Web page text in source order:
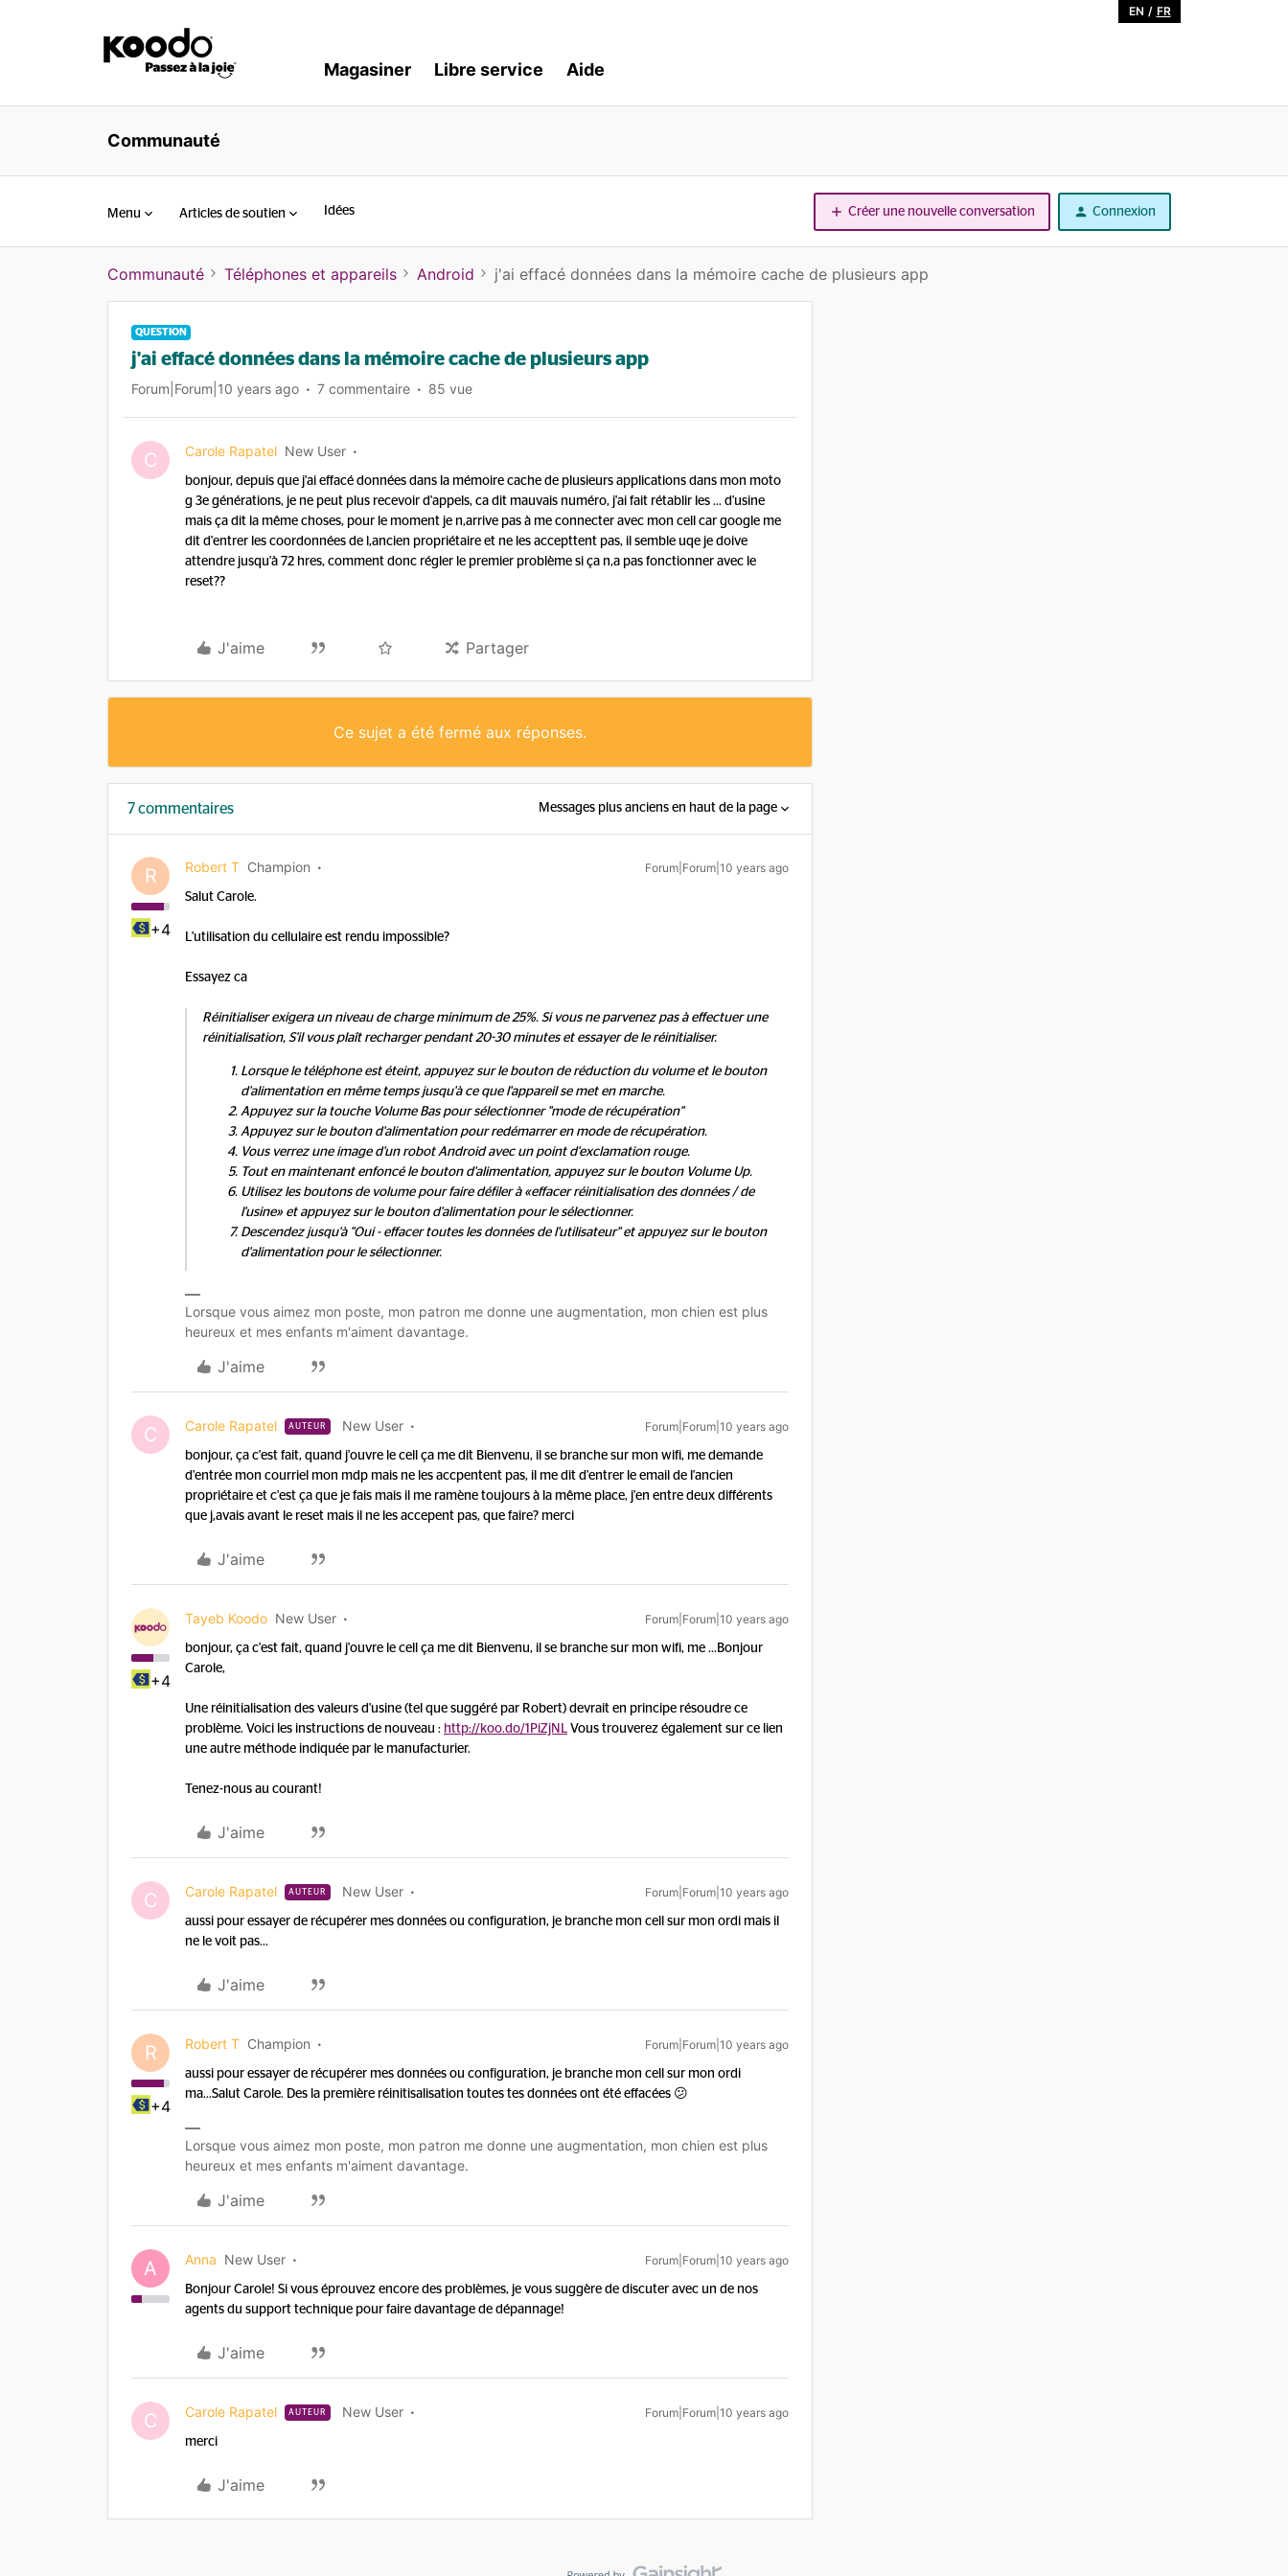
EN / FR
Magasiner Libre service Aide
Communauté
Menu Articles de soutien Idées Créer une nouvelle conversation Connexion
Communauté Téléphones et appareils Android j'ai effacé données dans la mémoire cache de plusieurs app
QUESTION
j'ai effacé données dans la mémoire cache de plusieurs app
Forum|Forum|10 years ago 7 commentaire 85 vue
C Carole Rapatel New User
bonjour, depuis que j'ai effacé données dans la mémoire cache de plusieurs applications dans mon moto
g 3e générations, je ne peut plus recevoir d'appels, ca dit mauvais numéro, j'ai fait rétablir les ... d'usine
mais ça dit la même choses, pour le moment je n,arrive pas à me connecter avec mon cell car google me
dit d'entrer les coordonnées de l,ancien propriétaire et ne les accepttent pas, il semble uqe je doive
attendre jusqu'à 72 hres, comment donc régler le premier problème si ça n,a pas fonctionner avec le
reset??
J'aime Partager
Ce sujet a été fermé aux réponses.
7 commentaires Messages plus anciens en haut de la page
R
+4
Robert T Champion Forum|Forum|10 years ago
Salut Carole.
L'utilisation du cellulaire est rendu impossible?
Essayez ca
Réinitialiser exigera un niveau de charge minimum de 25%. Si vous ne parvenez pas à effectuer une
réinitialisation, S'il vous plaît recharger pendant 20-30 minutes et essayer de le réinitialiser.
Lorsque le téléphone est éteint, appuyez sur le bouton de réduction du volume et le bouton
d'alimentation en même temps jusqu'à ce que l'appareil se met en marche.
Appuyez sur la touche Volume Bas pour sélectionner "mode de récupération"
Appuyez sur le bouton d'alimentation pour redémarrer en mode de récupération.
Vous verrez une image d'un robot Android avec un point d'exclamation rouge.
Tout en maintenant enfoncé le bouton d'alimentation, appuyez sur le bouton Volume Up.
Utilisez les boutons de volume pour faire défiler à «effacer réinitialisation des données / de
l'usine» et appuyez sur le bouton d'alimentation pour le sélectionner.
Descendez jusqu'à "Oui - effacer toutes les données de l'utilisateur" et appuyez sur le bouton
d'alimentation pour le sélectionner.
Lorsque vous aimez mon poste, mon patron me donne une augmentation, mon chien est plus
heureux et mes enfants m'aiment davantage.
J'aime
C Carole Rapatel AUTEUR New User Forum|Forum|10 years ago
bonjour, ça c'est fait, quand j'ouvre le cell ça me dit Bienvenu, il se branche sur mon wifi, me demande
d'entrée mon courriel mon mdp mais ne les accpentent pas, il me dit d'entrer le email de l'ancien
propriétaire et c'est ça que je fais mais il me ramène toujours à la même place, j'en entre deux différents
que j,avais avant le reset mais il ne les accepent pas, que faire? merci
J'aime
+4
Tayeb Koodo New User Forum|Forum|10 years ago
bonjour, ça c'est fait, quand j'ouvre le cell ça me dit Bienvenu, il se branche sur mon wifi, me ...Bonjour
Carole,
Une réinitialisation des valeurs d'usine (tel que suggéré par Robert) devrait en principe résoudre ce
problème. Voici les instructions de nouveau : http://koo.do/1PiZjNL Vous trouverez également sur ce lien
une autre méthode indiquée par le manufacturier.
Tenez-nous au courant!
J'aime
C Carole Rapatel AUTEUR New User Forum|Forum|10 years ago
aussi pour essayer de récupérer mes données ou configuration, je branche mon cell sur mon ordi mais il
ne le voit pas...
J'aime
R
+4
Robert T Champion Forum|Forum|10 years ago
aussi pour essayer de récupérer mes données ou configuration, je branche mon cell sur mon ordi
ma...Salut Carole. Des la première réinitisalisation toutes tes données ont été effacées 😕
Lorsque vous aimez mon poste, mon patron me donne une augmentation, mon chien est plus
heureux et mes enfants m'aiment davantage.
J'aime
A Anna New User Forum|Forum|10 years ago
Bonjour Carole! Si vous éprouvez encore des problèmes, je vous suggère de discuter avec un de nos
agents du support technique pour faire davantage de dépannage!
J'aime
C Carole Rapatel AUTEUR New User Forum|Forum|10 years ago
merci
J'aime